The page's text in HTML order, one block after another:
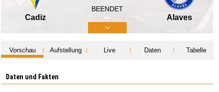
Cadiz
BEENDET
Alaves
Vorschau Aufstellung Live Daten Tabelle
Daten und Fakten